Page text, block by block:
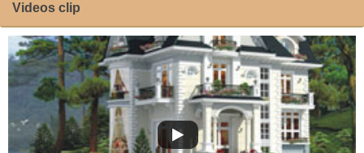
Videos clip